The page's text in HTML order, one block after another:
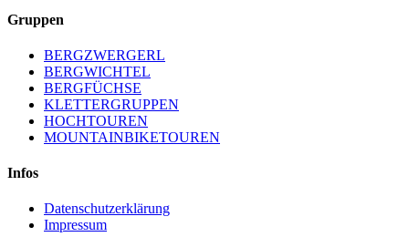
Gruppen
BERGZWERGERL
BERGWICHTEL
BERGFÜCHSE
KLETTERGRUPPEN
HOCHTOUREN
MOUNTAINBIKETOUREN
Infos
Datenschutzerklärung
Impressum